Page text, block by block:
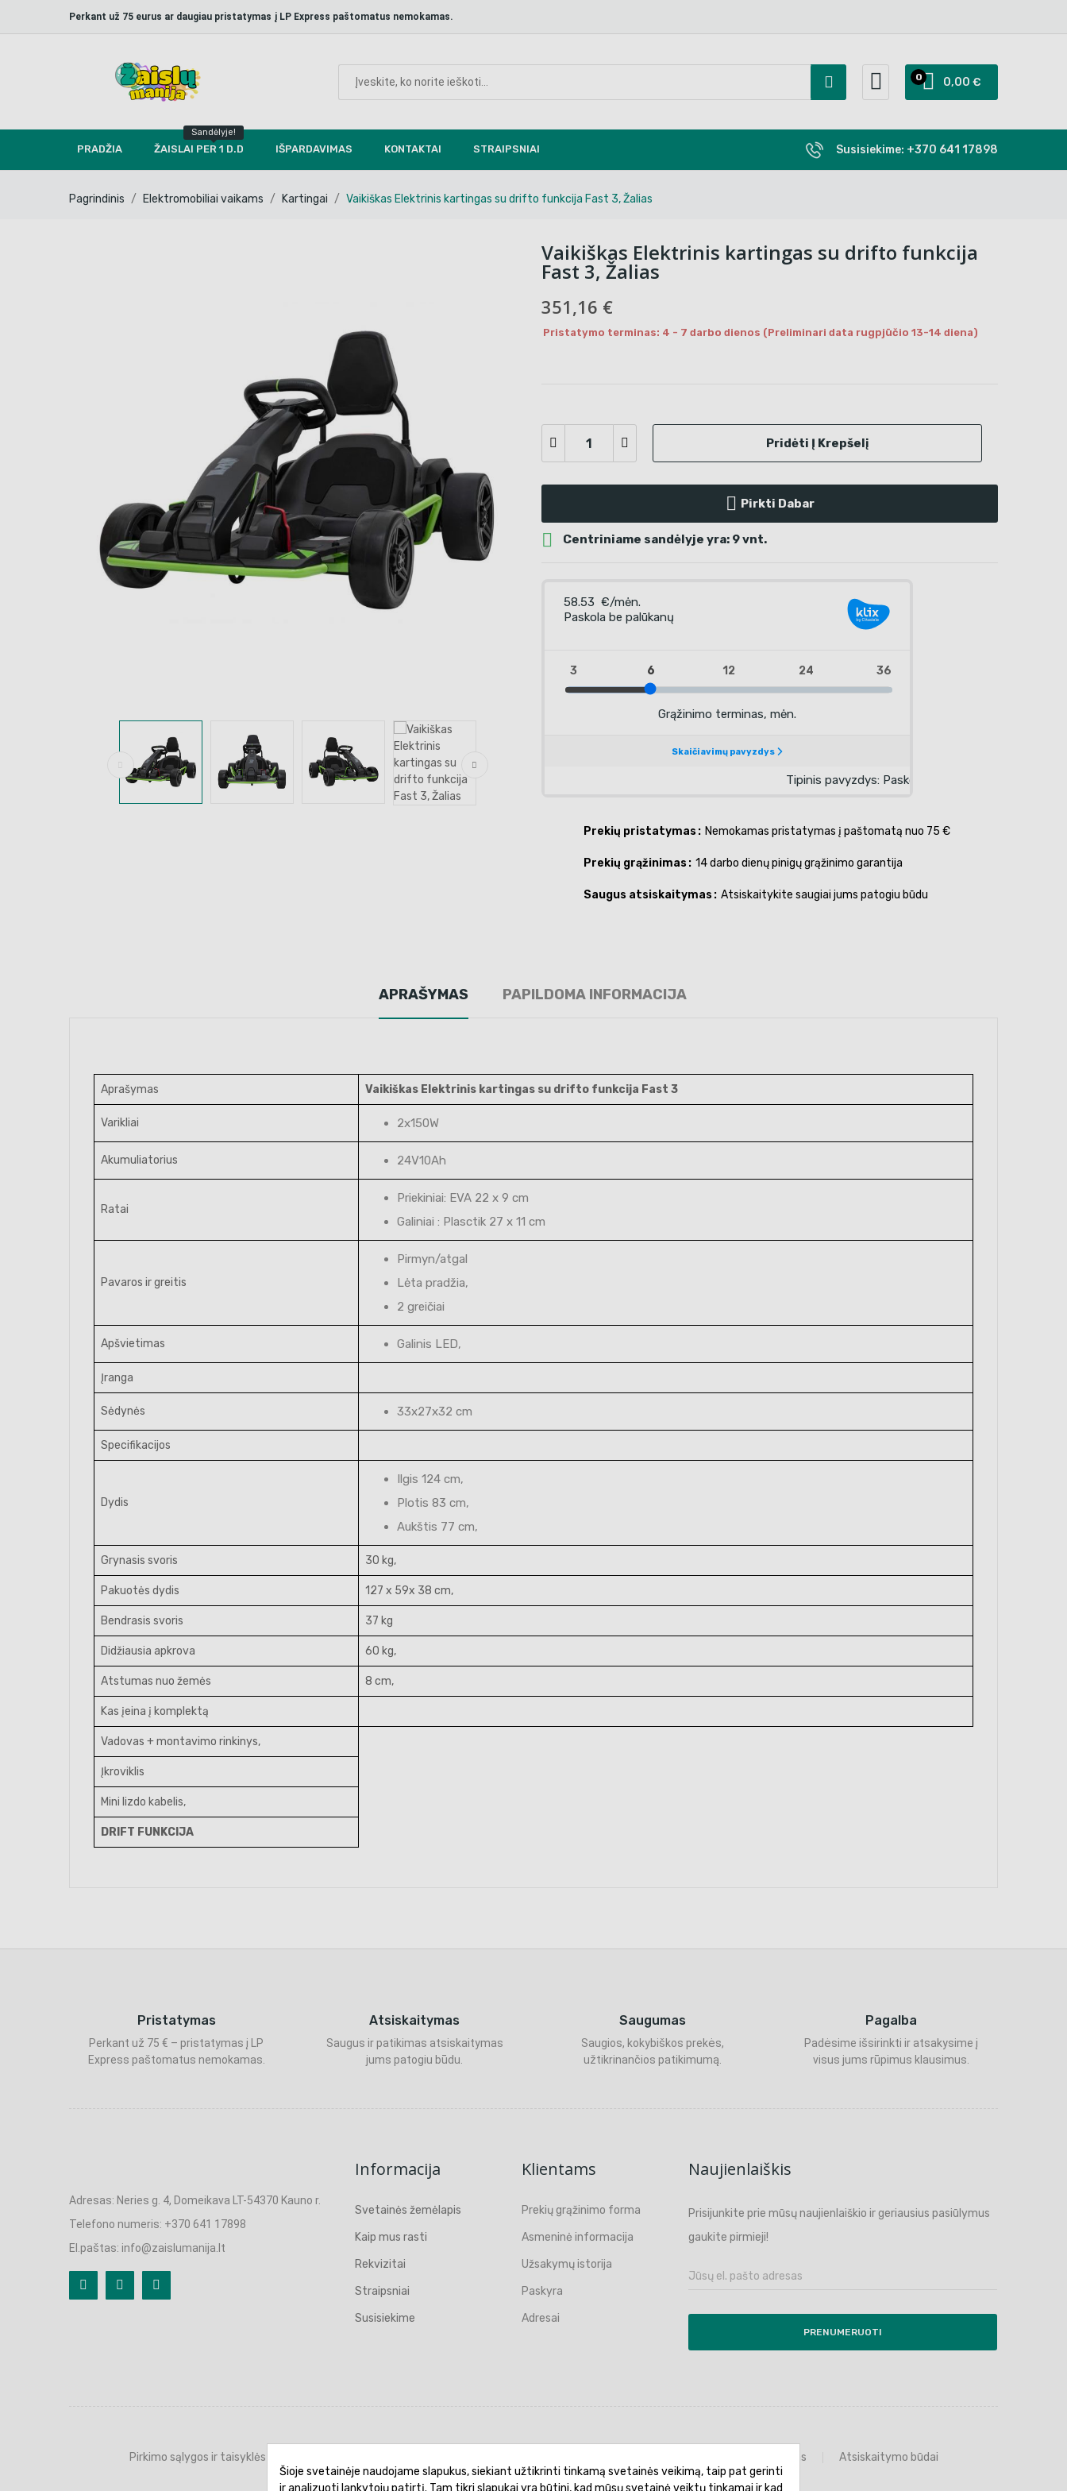
Perkant už 75 eurus ar daugiau pristatymas į LP Express paštomatus nemokamas.
0,00 €
0
PRADŽIA ŽAISLAI PER 1 D.D
Sandėlyje!
IŠPARDAVIMAS KONTAKTAI STRAIPSNIAI Susisiekime: +370 641 17898
Pagrindinis Elektromobiliai vaikams Kartingai Vaikiškas Elektrinis kartingas su drifto funkcija Fast 3, Žalias
Vaikiškas Elektrinis kartingas su drifto funkcija
Fast 3, Žalias
351,16 €
Pristatymo terminas: 4 - 7 darbo dienos (Preliminari data rugpjūčio 13-14 diena)
Pridėti Į Krepšelį
Pirkti Dabar
 Centriniame sandėlyje yra: 9 vnt.
Prekių pristatymas Nemokamas pristatymas į paštomatą nuo 75 €
Prekių grąžinimas 14 darbo dienų pinigų grąžinimo garantija
Saugus atsiskaitymas Atsiskaitykite saugiai jums patogiu būdu
APRAŠYMAS PAPILDOMA INFORMACIJA
Aprašymas Vaikiškas Elektrinis kartingas su drifto funkcija Fast 3
Varikliai 2x150W
Akumuliatorius 24V10Ah
Ratai
Priekiniai: EVA 22 x 9 cm
Galiniai : Plasctik 27 x 11 cm
Pavaros ir greitis
Pirmyn/atgal
Lėta pradžia,
2 greičiai
Apšvietimas Galinis LED,
Įranga
Sėdynės 33x27x32 cm
Specifikacijos
Dydis
Ilgis 124 cm,
Plotis 83 cm,
Aukštis 77 cm,
Grynasis svoris 30 kg,
Pakuotės dydis 127 x 59x 38 cm,
Bendrasis svoris 37 kg
Didžiausia apkrova 60 kg,
Atstumas nuo žemės 8 cm,
Kas įeina į komplektą
Vadovas + montavimo rinkinys,
Įkroviklis
Mini lizdo kabelis,
DRIFT FUNKCIJA
Pristatymas
Perkant už 75 € – pristatymas į LP
Express paštomatus nemokamas.
Atsiskaitymas
Saugus ir patikimas atsiskaitymas
jums patogiu būdu.
Saugumas
Saugios, kokybiškos prekės,
užtikrinančios patikimumą.
Pagalba
Padėsime išsirinkti ir atsakysime į
visus jums rūpimus klausimus.
Adresas: Neries g. 4, Domeikava LT-54370 Kauno r.
Telefono numeris: +370 641 17898
El.paštas: info@zaislumanija.lt
Informacija
Svetainės žemėlapis
Kaip mus rasti
Rekvizitai
Straipsniai
Susisiekime
Klientams
Prekių grąžinimo forma
Asmeninė informacija
Užsakymų istorija
Paskyra
Adresai
Naujienlaiškis
Prisijunkite prie mūsų naujienlaiškio ir geriausius pasiūlymus
gaukite pirmieji!
PRENUMERUOTI
Pirkimo sąlygos ir taisyklės Prekių grąžinimas
Atsiskaitymo būdai
Šioje svetainėje naudojame slapukus, siekiant užtikrinti tinkamą svetainės veikimą, taip pat gerinti